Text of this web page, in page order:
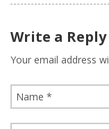
Write a
Your email address